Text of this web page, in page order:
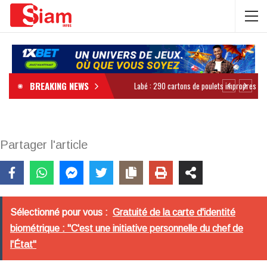
BREAKING NEWS
Partager l'article
Sélectionné pour vous : Gratuité de la carte d'identité
biométrique : "C'est une initiative personnelle du chef de
l'État"